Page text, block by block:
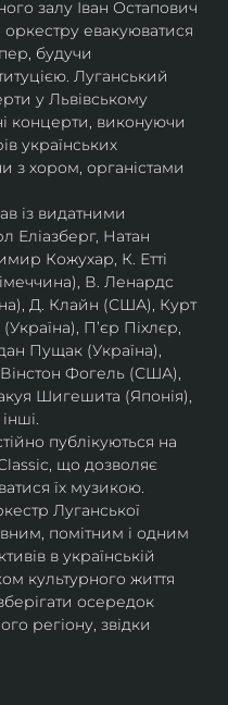
залу Іван Остапович
евакуюватися
будучи
Луганський
у Львівському
концерти, виконуючи
українських
з хором, органістами
із видатними
Еліазберг, Натан
Кожухар, К. Етті
В. Ленардс
Д. Клайн (США), Курт
П’єр Піхлєр,
Пущак (Україна),
Вінстон Фогель (США),
Шигешита (Японія),
публікуються на
що дозволяє
їх музикою​.
Луганської
помітним і одним
в українській
культурного життя
осередок
регіону, звідки